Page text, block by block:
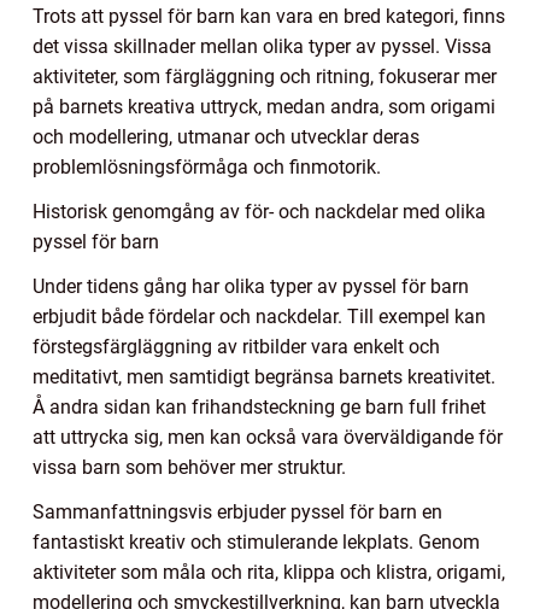
Trots att pyssel för barn kan vara en bred kategori, finns
det vissa skillnader mellan olika typer av pyssel. Vissa
aktiviteter, som färgläggning och ritning, fokuserar mer
på barnets kreativa uttryck, medan andra, som origami
och modellering, utmanar och utvecklar deras
problemlösningsförmåga och finmotorik.
Historisk genomgång av för- och nackdelar med olika
pyssel för barn
Under tidens gång har olika typer av pyssel för barn
erbjudit både fördelar och nackdelar. Till exempel kan
förstegsfärgläggning av ritbilder vara enkelt och
meditativt, men samtidigt begränsa barnets kreativitet.
Å andra sidan kan frihandsteckning ge barn full frihet
att uttrycka sig, men kan också vara överväldigande för
vissa barn som behöver mer struktur.
Sammanfattningsvis erbjuder pyssel för barn en
fantastiskt kreativ och stimulerande lekplats. Genom
aktiviteter som måla och rita, klippa och klistra, origami,
modellering och smyckestillverkning, kan barn utveckla